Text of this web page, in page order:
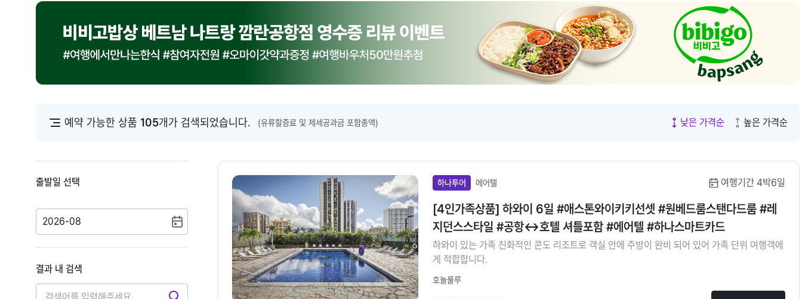
푸꾸옥
7.
부산
8.
오사카
9.
장가계
10. 발리
예약 가능한 상품 105개가 검색되었습니다. (유류할증료 및 제세공과금 포함총액) 낮은 가격순 높은 가격순
출발일 선택
2026-08
결과 내 검색
하나투어 에어텔 여행기간 4박6일
[4인가족상품] 하와이 6일 #애스톤와이키키선셋 #원베드룸스탠다드룸 #레
지던스스타일 #공항↔호텔 셔틀포함 #에어텔 #하나스마트카드
하와이 있는 가족 친화적인 콘도 리조트로 객실 안에 주방이 완비 되어 있어 가족 단위 여행객에
게 적합합니다.
호놀룰루